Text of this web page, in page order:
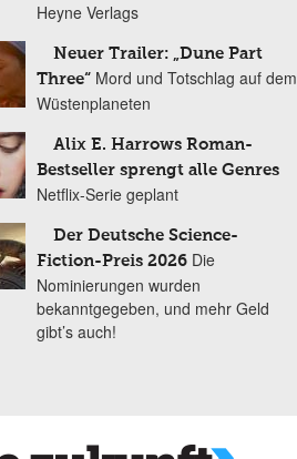
Heyne Verlags
Neuer Trailer: „Dune Part
Three“ Mord und Totschlag auf dem
Wüstenplaneten
Alix E. Harrows Roman-
Bestseller sprengt alle Genres
Netflix-Serie geplant
Der Deutsche Science-
Fiction-Preis 2026 Die
Nominierungen wurden
bekanntgegeben, und mehr Geld
gibt’s auch!